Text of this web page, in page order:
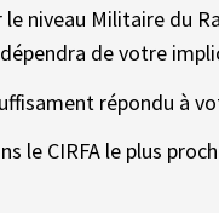
le niveau Militaire du
de votre
répondu à
le CIRFA le plus